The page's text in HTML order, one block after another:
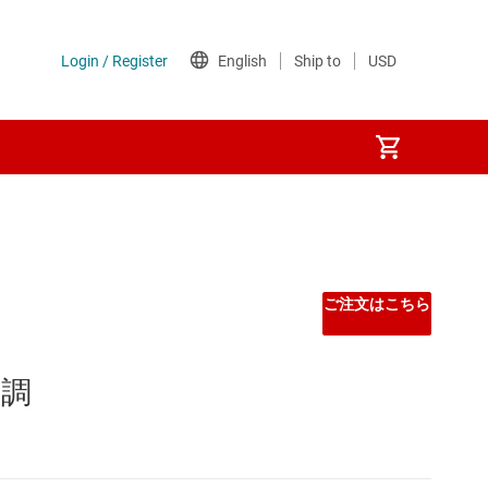
ご注文はこちら